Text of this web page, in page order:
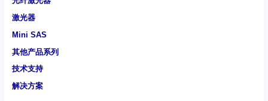
激光器
Mini SAS
其他产品系列
技术支持
解决方案